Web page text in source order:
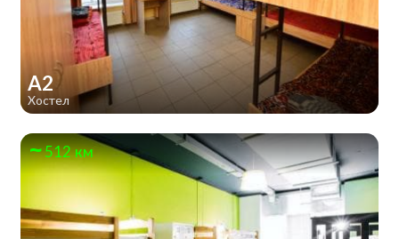
А2
Хостел
512 км